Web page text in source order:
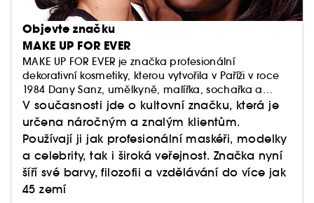
Objevte značku
MAKE UP FOR EVER
MAKE UP FOR EVER je značka profesionální
dekorativní kosmetiky, kterou vytvořila v Paříži v roce
1984 Dany Sanz, umělkyně, malířka, sochařka a
vizážistka.
V současnosti jde o kultovní značku, která je
určena náročným a znalým klientům.
Používají ji jak profesionální maskéři, modelky
a celebrity, tak i široká veřejnost. Značka nyní
šíří své barvy, filozofii a vzdělávání do více jak
45 zemí